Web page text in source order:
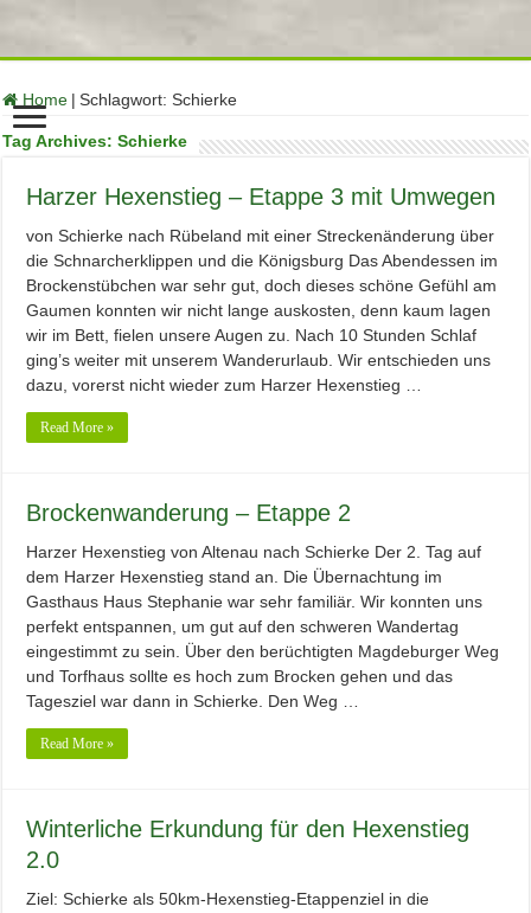
Home | Schlagwort:Schierke
Tag Archives:Schierke
Harzer Hexenstieg – Etappe 3 mit Umwegen
von Schierke nach Rübeland mit einer Streckenänderung über
die Schnarcherklippen und die Königsburg Das Abendessen im
Brockenstübchen war sehr gut, doch dieses schöne Gefühl am
Gaumen konnten wir nicht lange auskosten, denn kaum lagen
wir im Bett, fielen unsere Augen zu. Nach 10 Stunden Schlaf
ging’s weiter mit unserem Wanderurlaub. Wir entschieden uns
dazu, vorerst nicht wieder zum Harzer Hexenstieg …
Read More »
Brockenwanderung – Etappe 2
Harzer Hexenstieg von Altenau nach Schierke Der 2. Tag auf
dem Harzer Hexenstieg stand an. Die Übernachtung im
Gasthaus Haus Stephanie war sehr familiär. Wir konnten uns
perfekt entspannen, um gut auf den schweren Wandertag
eingestimmt zu sein. Über den berüchtigten Magdeburger Weg
und Torfhaus sollte es hoch zum Brocken gehen und das
Tagesziel war dann in Schierke. Den Weg …
Read More »
Winterliche Erkundung für den Hexenstieg
2.0
Ziel: Schierke als 50km-Hexenstieg-Etappenziel in die